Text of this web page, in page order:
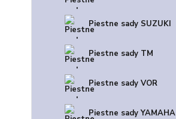
Piestne sady SUZUKI
Piestne sady TM
Piestne sady VOR
Piestne sady YAMAHA